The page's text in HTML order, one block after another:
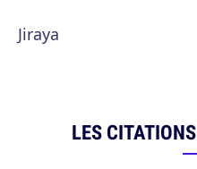
Jiraya
LES